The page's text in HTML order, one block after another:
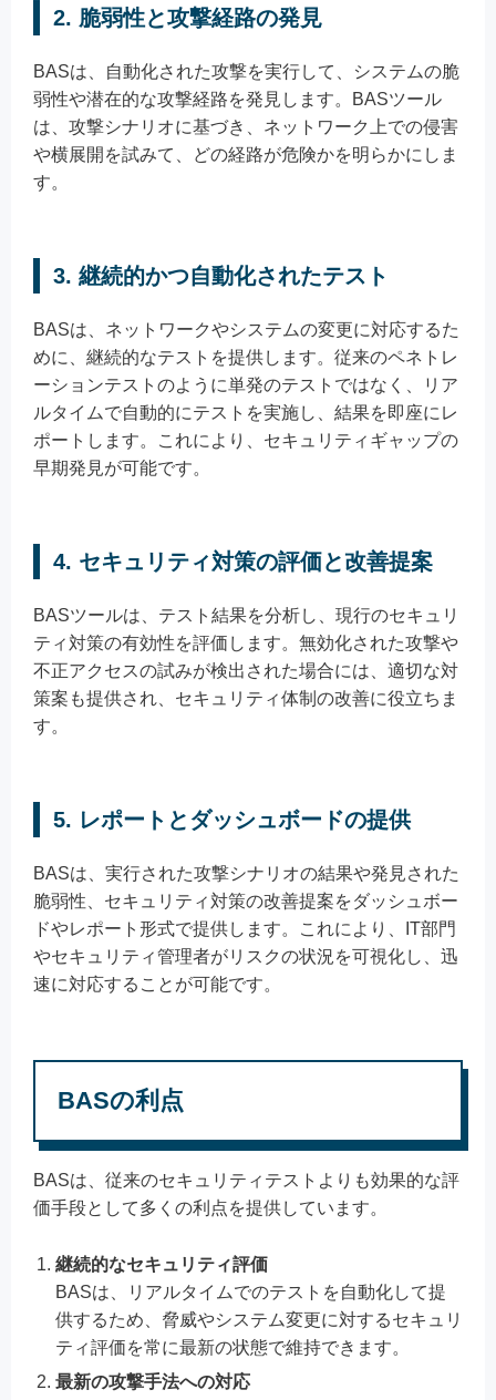
2. 脆弱性と攻撃経路の発見
BASは、自動化された攻撃を実行して、システムの脆
弱性や潜在的な攻撃経路を発見します。BASツール
は、攻撃シナリオに基づき、ネットワーク上での侵害
や横展開を試みて、どの経路が危険かを明らかにしま
す。
3. 継続的かつ自動化されたテスト
BASは、ネットワークやシステムの変更に対応するた
めに、継続的なテストを提供します。従来のペネトレ
ーションテストのように単発のテストではなく、リア
ルタイムで自動的にテストを実施し、結果を即座にレ
ポートします。これにより、セキュリティギャップの
早期発見が可能です。
4. セキュリティ対策の評価と改善提案
BASツールは、テスト結果を分析し、現行のセキュリ
ティ対策の有効性を評価します。無効化された攻撃や
不正アクセスの試みが検出された場合には、適切な対
策案も提供され、セキュリティ体制の改善に役立ちま
す。
5. レポートとダッシュボードの提供
BASは、実行された攻撃シナリオの結果や発見された
脆弱性、セキュリティ対策の改善提案をダッシュボー
ドやレポート形式で提供します。これにより、IT部門
やセキュリティ管理者がリスクの状況を可視化し、迅
速に対応することが可能です。
BASの利点
BASは、従来のセキュリティテストよりも効果的な評
価手段として多くの利点を提供しています。
継続的なセキュリティ評価
BASは、リアルタイムでのテストを自動化して提
供するため、脅威やシステム変更に対するセキュリ
ティ評価を常に最新の状態で維持できます。
最新の攻撃手法への対応